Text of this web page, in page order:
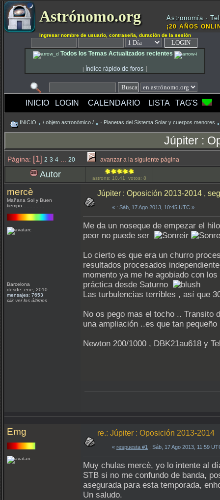
Astrónomo.org Astronomía ·
¡20 AÑOS
Ingresar nombre de usuario, contraseña, duración de la sesión
Todos los Temas Actualizados recientes
| Índice rápido de foros |
INICIO LOGIN CALENDARIO LISTA TAG'S
INICIO / objeto astronómico / · Planetas del Sistema Solar y cuerpos menores
Júpiter :
Página: [1] 2 3 4 20 avanzar a la siguiente página
Autor astrons: 10.41 votos: 8
mercè
Mañana Sol y Buen
tiempo................
Barcelona
desde: ene, 2010
mensajes: 7653
clik ver los últimos
Júpiter : Oposición 2013-2014 ,
« : Sáb, 17 Ago 2013, 10:45 UTC »
Me da un noseque de empezar el
peor no puede ser
Lo cierto es que era un churro
resultados procesados
momento ya me he agobiado con
práctica desde Saturno
Las turbulencias terribles , así que
No os pego mas el tocho .. Transito
una ampliación ..es que tan
Newton 200/1000 , DBK21au618 y
Emg re.: Júpiter : Oposición 2013-2014
« respuesta #1 : Sáb, 17 Ago 2013, 11:59
Muy chulas mercè, yo lo intente al
STB si no me confundo de banda,
asegurada para esta temporada,
Un saludo.